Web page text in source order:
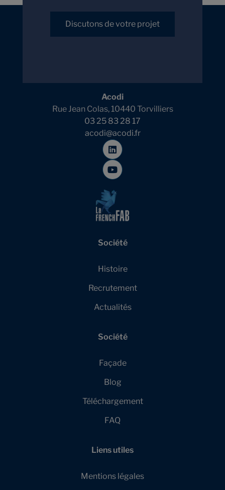
Discutons de votre projet
Acodi
Rue Jean Colas, 10440 Torvilliers
03 25 83 28 17
acodi@acodi.fr
Société
Histoire
Recrutement
Actualités
Société
Façade
Blog
Téléchargement
FAQ
Liens utiles
Mentions légales